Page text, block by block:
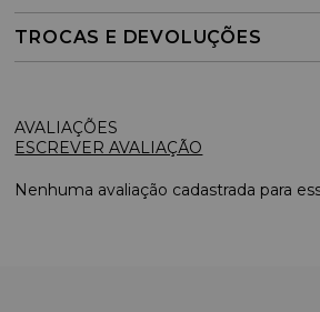
TROCAS E DEVOLUÇÕES
ESCREVER AVALIAÇÃO
Nenhuma avaliação cadastrada para